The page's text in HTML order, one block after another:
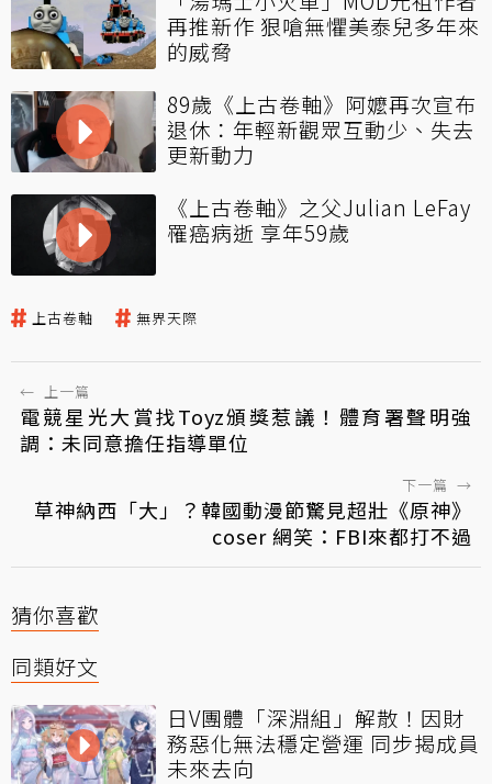
再推新作 狠嗆無懼美泰兒多年來
的威脅
89歲《上古卷軸》阿嬤再次宣布
退休：年輕新觀眾互動少、失去
更新動力
《上古卷軸》之父Julian LeFay
罹癌病逝 享年59歲
上古卷軸 無界天際
← 上一篇
電競星光大賞找Toyz頒獎惹議！體育署聲明強
調：未同意擔任指導單位
下一篇 →
草神納西「大」？韓國動漫節驚見超壯《原神》
coser 網笑：FBI來都打不過
猜你喜歡
同類好文
日V團體「深淵組」解散！因財
務惡化無法穩定營運 同步揭成員
未來去向